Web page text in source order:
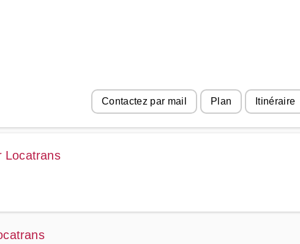
Contactez par mail Plan Itinéraire
Locatrans